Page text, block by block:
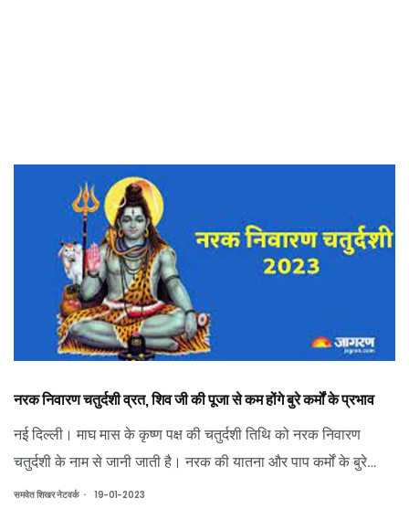
नरक निवारण चतुर्दशी व्रत, शिव जी की पूजा से कम होंगे बुरे कर्मों के प्रभाव
नई दिल्ली। माघ मास के कृष्ण पक्ष की चतुर्दशी तिथि को नरक निवारण
चतुर्दशी के नाम से जानी जाती है। नरक की यातना और पाप कर्मों के बुरे
प्रभाव से बचने के लिए एवं स्वर्ग में सुख और वैभव की कामना तथा स्वर्ग में
समवेत शिखर नेटवर्क . 19-01-2023